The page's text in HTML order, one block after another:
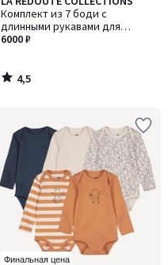
Комплект из 7 боди с
длинными рукавами для
новорожденных
6000 ₽
/ 5
4,5
/
Финальная цена